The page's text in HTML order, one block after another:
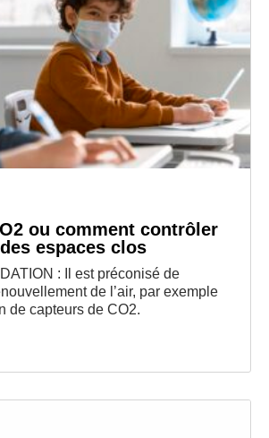
ou comment contrôler
espaces clos
: Il est préconisé de
de l’air, par exemple
de capteurs de CO2.